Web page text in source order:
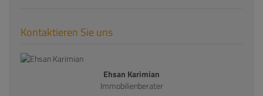
Kontaktieren Sie uns
Ehsan Karimian
Immobilienberater